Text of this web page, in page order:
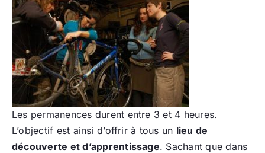
Les permanences durent entre 3 et 4 heures.
L’objectif est ainsi d’offrir à tous un lieu de
découverte et d’apprentissage. Sachant que dans